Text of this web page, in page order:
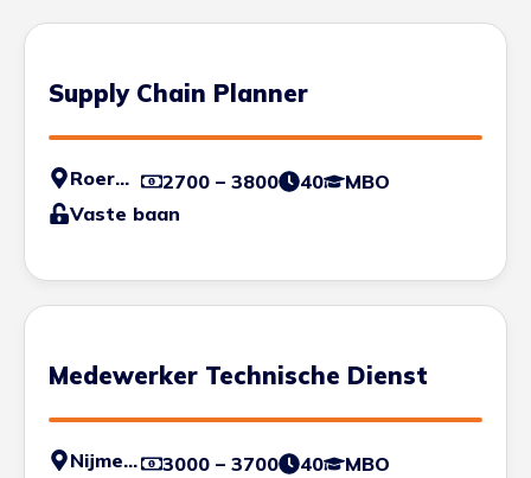
Supply Chain Planner
Roermond 2700 – 3800 40
MBO
Vaste baan
Medewerker Technische Dienst
Nijmegen 3000 – 3700 40
MBO